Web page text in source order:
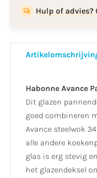
Hulp of advies?
Habonne Avance
Dit glazen
goed combineren
Avance steelwok
alle andere
glas is erg stevig
het glazendeksel